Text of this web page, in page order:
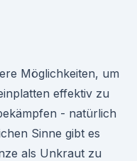
Möglichkeiten, um
effektiv zu
- natürlich
Sinne gibt es
als Unkraut zu